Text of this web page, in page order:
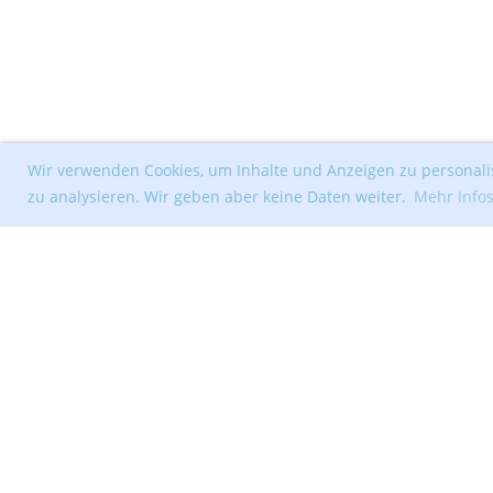
Wir verwenden Cookies, um Inhalte und Anzeigen zu
zu analysieren. Wir geben aber keine Daten weiter. Mehr Infos